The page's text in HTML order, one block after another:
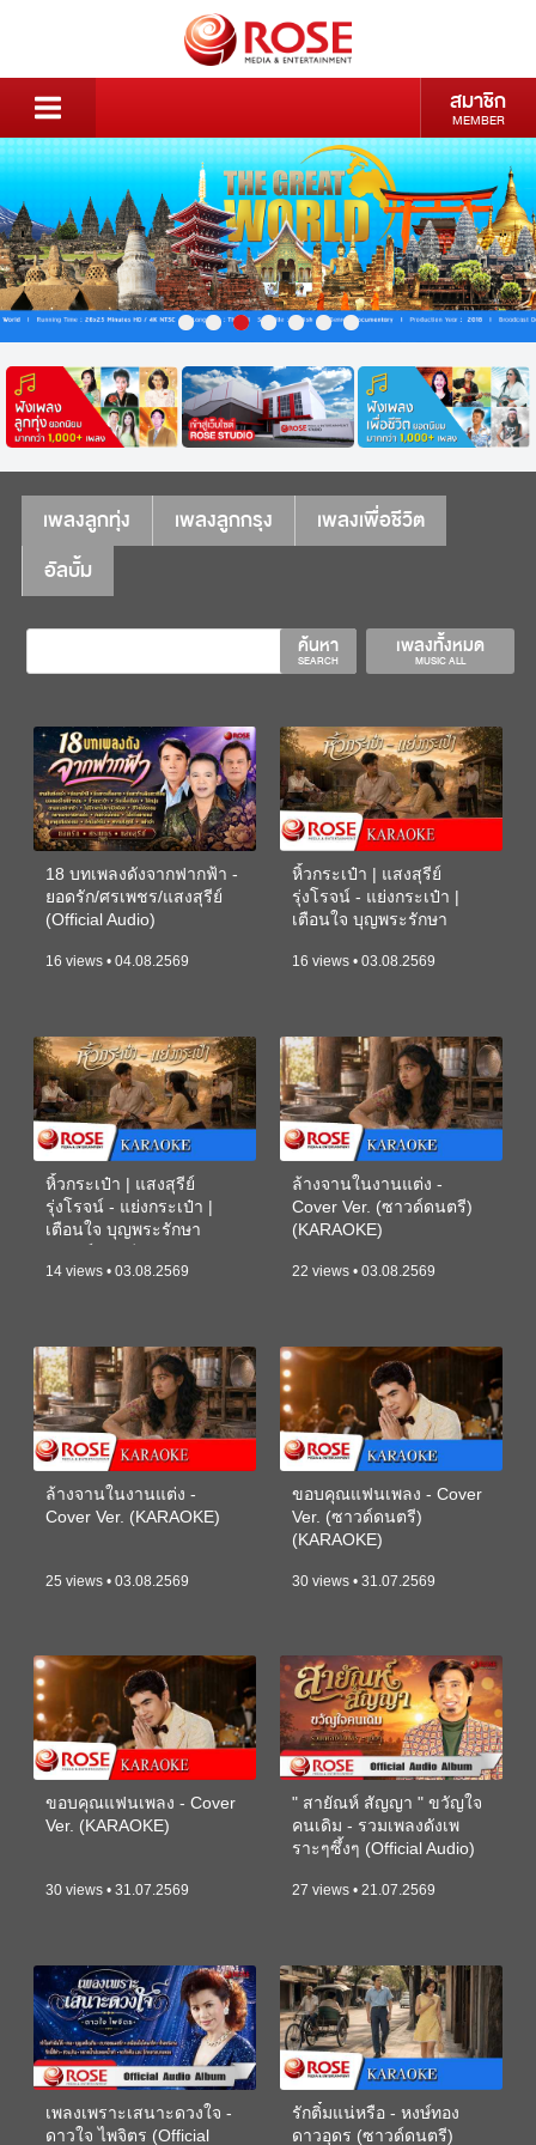
สมาชิก
MEMBER
เพลงลูกทุ่ง เพลงลูกกรุง
เพลงเพื่อชีวิต
อัลบั้ม
เพลงทั้งหมด
MUSIC ALL
ค้นหา
SEARCH
18 บทเพลงดังจากฟากฟ้า -
ยอดรัก/ศรเพชร/แสงสุรีย์
(Official Audio)
16 views • 04.08.2569
หิ้วกระเป๋า | แสงสุรีย์
รุ่งโรจน์ - แย่งกระเป๋า |
เตือนใจ บุญพระรักษา
16 views • 03.08.2569
หิ้วกระเป๋า | แสงสุรีย์
รุ่งโรจน์ - แย่งกระเป๋า |
เตือนใจ บุญพระรักษา
14 views • 03.08.2569
ล้างจานในงานแต่ง -
Cover Ver. (ซาวด์ดนตรี)
(KARAOKE)
22 views • 03.08.2569
ล้างจานในงานแต่ง -
Cover Ver. (KARAOKE)
25 views • 03.08.2569
ขอบคุณแฟนเพลง - Cover
Ver. (ซาวด์ดนตรี)
(KARAOKE)
30 views • 31.07.2569
ขอบคุณแฟนเพลง - Cover
Ver. (KARAOKE)
30 views • 31.07.2569
" สายัณห์ สัญญา " ขวัญใจ
คนเดิม - รวมเพลงดังเพ
ราะๆซึ้งๆ (Official Audio)
27 views • 21.07.2569
เพลงเพราะเสนาะดวงใจ -
ดาวใจ ไพจิตร (Official
รักติ๋มแน่หรือ - หงษ์ทอง
ดาวอุดร (ซาวด์ดนตรี)